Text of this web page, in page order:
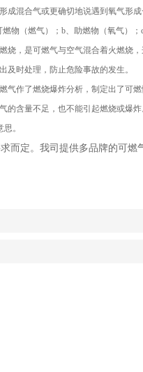
成混合气或更确切地说遇到氧气形
物（燃气）；b、助燃物（氧气）
烧，是可燃气与空气混合着火燃烧
及时处理，防止危险事故的发生。
气作了燃烧爆炸分析，制定出了可
的含量不足，也不能引起燃烧或爆
。
而定。我司提供多品牌的可燃